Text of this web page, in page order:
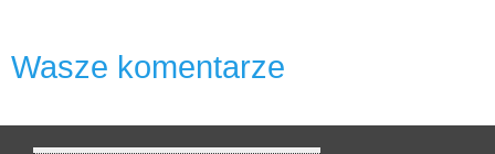
Wasze komentarze